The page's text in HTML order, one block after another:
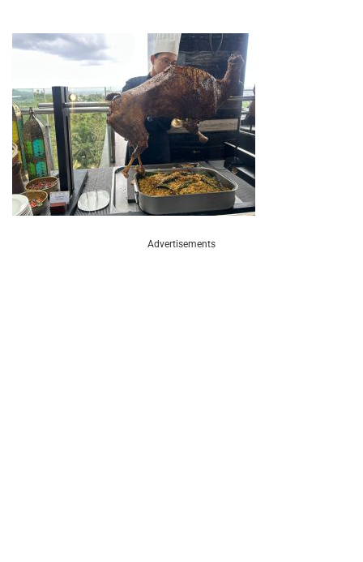
Advertisements